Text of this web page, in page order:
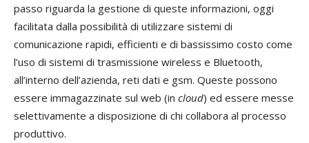
passo riguarda la gestione di queste informazioni, oggi
facilitata dalla possibilità di utilizzare sistemi di
comunicazione rapidi, efficienti e di bassissimo costo come
l’uso di sistemi di trasmissione wireless e Bluetooth,
all’interno dell’azienda, reti dati e gsm. Queste possono
essere immagazzinate sul web (in cloud) ed essere messe
selettivamente a disposizione di chi collabora al processo
produttivo.